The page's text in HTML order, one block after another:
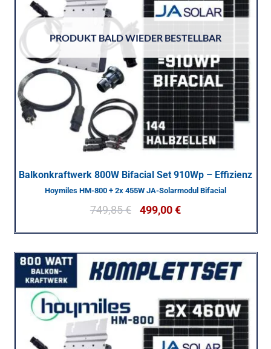
PRODUKT BALD WIEDER BESTELLBAR
Balkonkraftwerk 800W Bifacial Set 910Wp – Effizienz
Hoymiles HM-800 + 2x 455W JA-Solarmodul Bifacial
749,85€ 499,00€